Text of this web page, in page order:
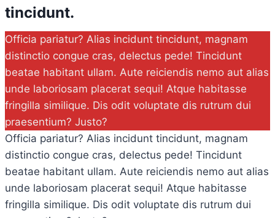
tincidunt.
Officia pariatur? Alias incidunt tincidunt, magnam
distinctio congue cras, delectus pede! Tincidunt
beatae habitant ullam. Aute reiciendis nemo aut alias
unde laboriosam placerat sequi! Atque habitasse
fringilla similique. Dis odit voluptate dis rutrum dui
praesentium? Justo?
Officia pariatur? Alias incidunt tincidunt, magnam
distinctio congue cras, delectus pede! Tincidunt
beatae habitant ullam. Aute reiciendis nemo aut alias
unde laboriosam placerat sequi! Atque habitasse
fringilla similique. Dis odit voluptate dis rutrum dui